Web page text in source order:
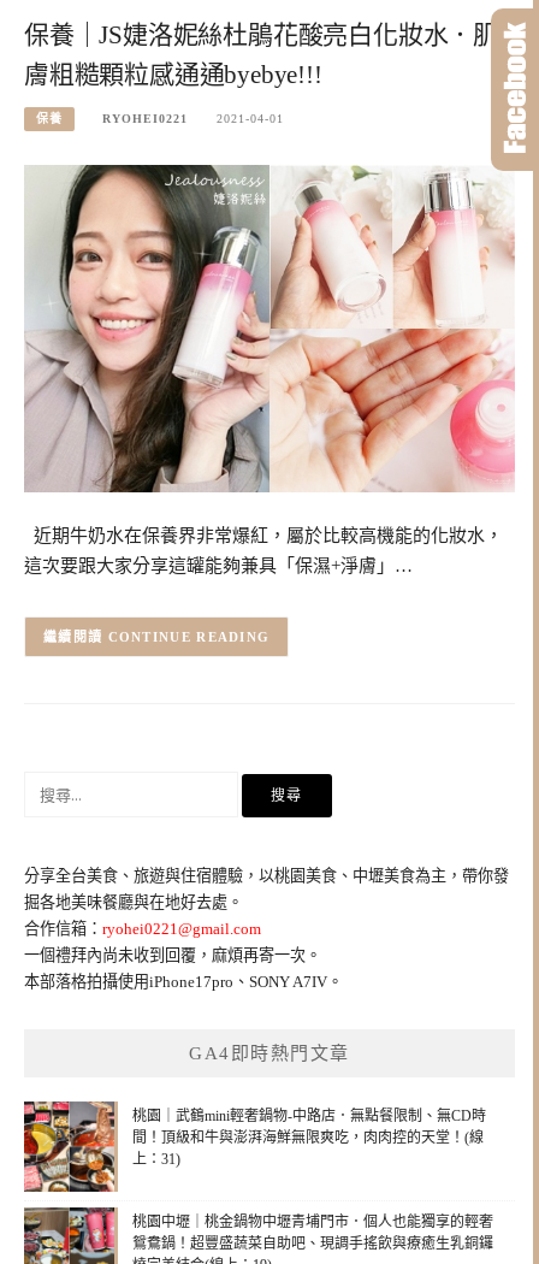
保養｜JS婕洛妮絲杜鵑花酸亮白化妝水．肌
膚粗糙顆粒感通通byebye!!!
保養 RYOHEI0221 2021-04-01
近期牛奶水在保養界非常爆紅，屬於比較高機能的化妝水，
這次要跟大家分享這罐能夠兼具「保濕+淨膚」…
CONTINUE READING
字:
分享全台美食、旅遊與住宿體驗，以桃園美食、中壢美食為主，帶你發
掘各地美味餐廳與在地好去處。
合作信箱： ryohei0221@gmail.com
一個禮拜內尚未收到回覆，麻煩再寄一次。
本部落格拍攝使用iPhone17pro、SONY A7IV。
GA4即時熱門文章
桃園｜武鶴mini輕奢鍋物-中路店．無點餐限制、無CD時
間！頂級和牛與澎湃海鮮無限爽吃，肉肉控的天堂！(線
上：31)
桃園中壢｜桃金鍋物中壢青埔門市．個人也能獨享的輕奢
鴛鴦鍋！超豐盛蔬菜自助吧、現調手搖飲與療癒生乳銅鑼